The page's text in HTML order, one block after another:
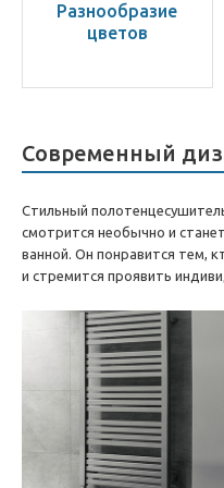
Разнообразие
цветов
Современный
Стильный
смотрится необычно и
ванной. Он понравится тем,
и стремится проявить